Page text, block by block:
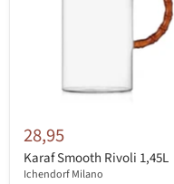
28,95
Karaf Smooth Rivoli 1,45L
Ichendorf Milano